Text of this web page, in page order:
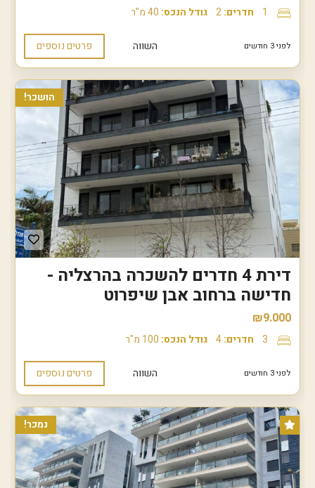
1 חדרים:2 גודל הנכס: 40 מ"ר
לפני 3 חודשים השווה פרטים נוספים
הושכר!
דירת 4 חדרים להשכרה בהרצליה -
חדישה ברחוב אבן שיפרוט
₪9.000
3 חדרים:4 גודל הנכס: 100 מ"ר
לפני 3 חודשים השווה פרטים נוספים
נמכר!